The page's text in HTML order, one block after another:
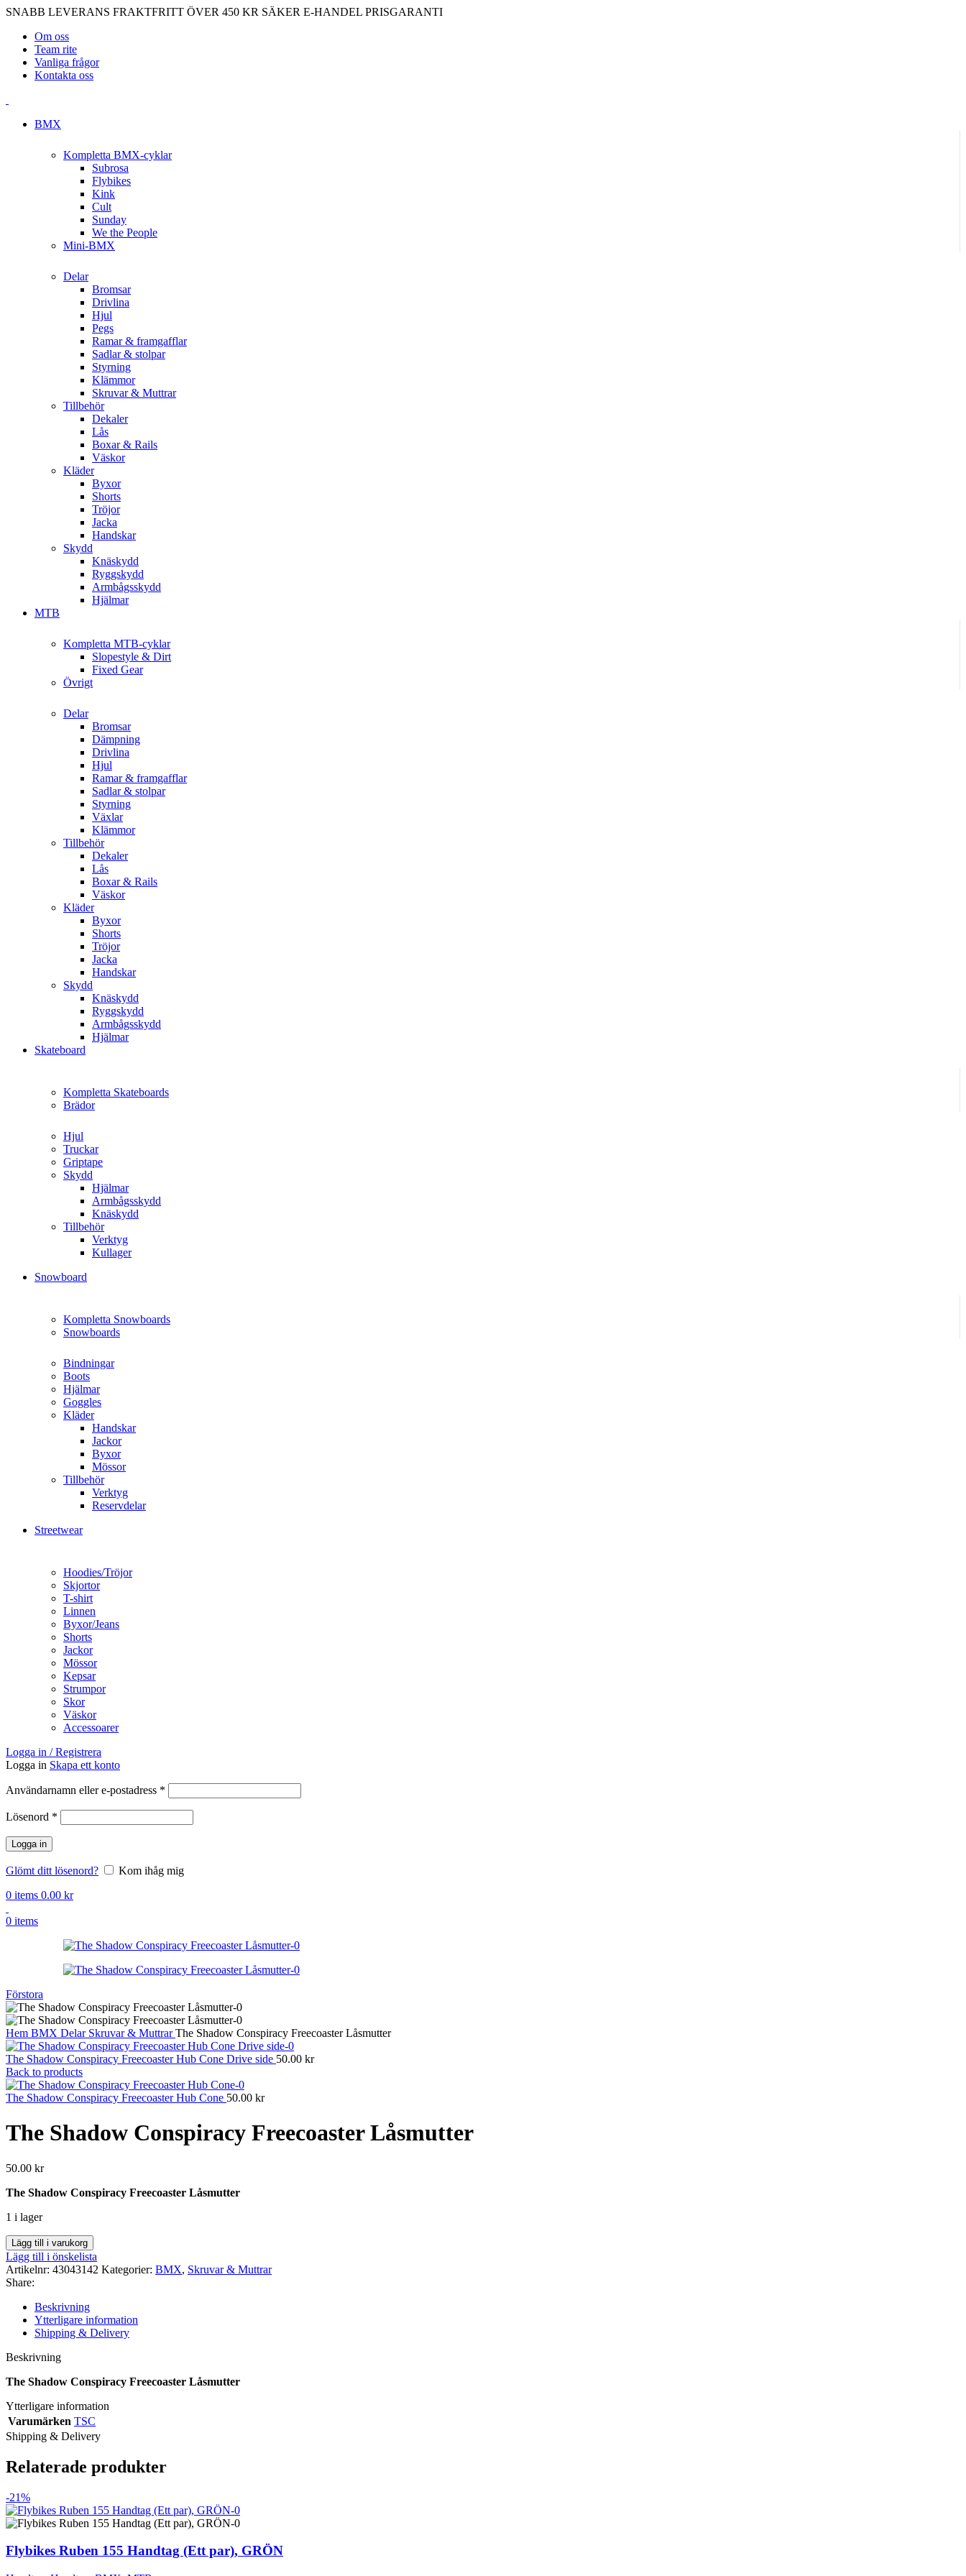
SNABB LEVERANS FRAKTFRITT ÖVER 450 KR SÄKER E-HANDEL PRISGARANTI
Om oss
Team rite
Vanliga frågor
Kontakta oss
BMX
Kompletta BMX-cyklar
Subrosa
Flybikes
Kink
Cult
Sunday
We the People
Mini-BMX
Delar
Bromsar
Drivlina
Hjul
Pegs
Ramar & framgafflar
Sadlar & stolpar
Styrning
Klämmor
Skruvar & Muttrar
Tillbehör
Dekaler
Lås
Boxar & Rails
Väskor
Kläder
Byxor
Shorts
Tröjor
Jacka
Handskar
Skydd
Knäskydd
Ryggskydd
Armbågsskydd
Hjälmar
MTB
Kompletta MTB-cyklar
Slopestyle & Dirt
Fixed Gear
Övrigt
Delar
Bromsar
Dämpning
Drivlina
Hjul
Ramar & framgafflar
Sadlar & stolpar
Styrning
Växlar
Klämmor
Tillbehör
Dekaler
Lås
Boxar & Rails
Väskor
Kläder
Byxor
Shorts
Tröjor
Jacka
Handskar
Skydd
Knäskydd
Ryggskydd
Armbågsskydd
Hjälmar
Skateboard
Kompletta Skateboards
Brädor
Hjul
Truckar
Griptape
Skydd
Hjälmar
Armbågsskydd
Knäskydd
Tillbehör
Verktyg
Kullager
Snowboard
Kompletta Snowboards
Snowboards
Bindningar
Boots
Hjälmar
Goggles
Kläder
Handskar
Jackor
Byxor
Mössor
Tillbehör
Verktyg
Reservdelar
Streetwear
Hoodies/Tröjor
Skjortor
T-shirt
Linnen
Byxor/Jeans
Shorts
Jackor
Mössor
Kepsar
Strumpor
Skor
Väskor
Accessoarer
Logga in / Registrera
Logga in Skapa ett konto
Användarnamn eller e-postadress *
Lösenord *
Logga in
Glömt ditt lösenord?
Kom ihåg mig
0 items 0.00 kr
0 items
Förstora
Hem BMX Delar Skruvar & MuttrarThe Shadow Conspiracy Freecoaster Låsmutter
The Shadow Conspiracy Freecoaster Hub Cone Drive side 50.00 kr
Back to products
The Shadow Conspiracy Freecoaster Hub Cone 50.00 kr
The Shadow Conspiracy Freecoaster Låsmutter
50.00 kr
The Shadow Conspiracy Freecoaster Låsmutter
1 i lager
The
Shadow
Conspiracy
Freecoaster
mängd
Lägg till i varukorg
Lägg till i önskelista
Artikelnr: 43043142 Kategorier: BMX, Skruvar & Muttrar
Share:
Beskrivning
Ytterligare information
Shipping & Delivery
Beskrivning
The Shadow Conspiracy Freecoaster Låsmutter
Ytterligare information
Varumärken TSC
Shipping & Delivery
Relaterade produkter
-21%
Flybikes Ruben 155 Handtag (Ett par), GRÖN